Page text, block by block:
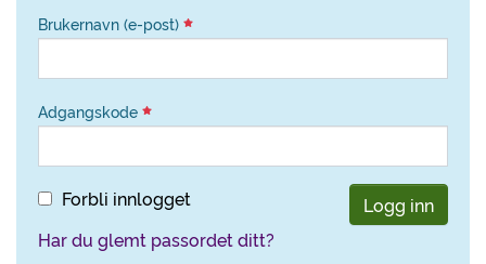
Brukernavn (e-post)
Adgangskode
Forbli innlogget
Logg inn
Har du glemt passordet ditt?